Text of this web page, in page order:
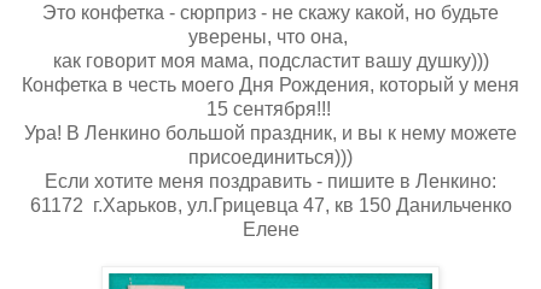
Это конфетка - сюрприз - не скажу какой, но будьте
уверены, что она,
как говорит моя мама, подсластит вашу душку)))
Конфетка в честь моего Дня Рождения, который у меня
15 сентября!!!
Ура! В Ленкино большой праздник, и вы к нему можете
присоединиться)))
Если хотите меня поздравить - пишите в Ленкино:
61172 г.Харьков, ул.Грицевца 47, кв 150 Данильченко
Елене